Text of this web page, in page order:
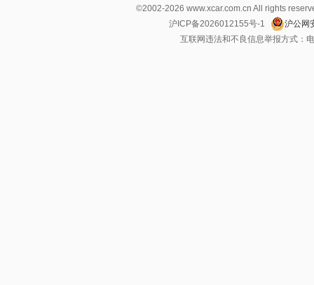
©2002-2026 www.xcar.com.cn All rights
沪ICP备2026012155号-1
沪公网
互联网违法和不良信息举报方式：